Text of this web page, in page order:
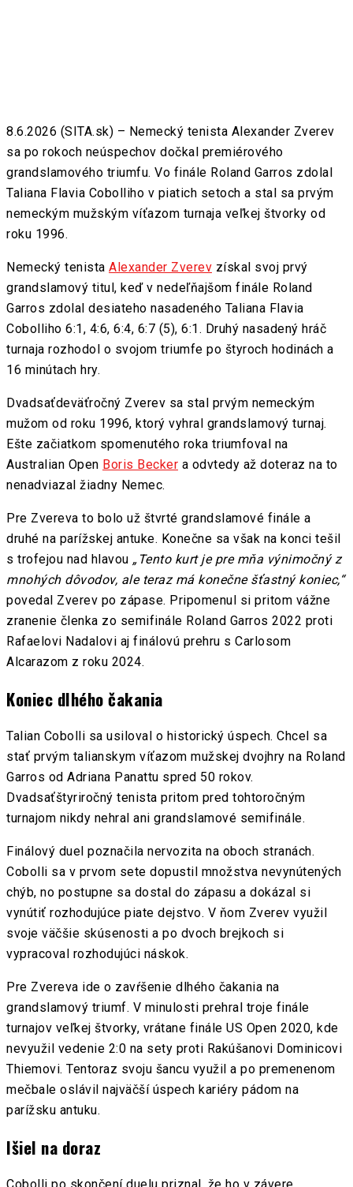
8.6.2026 (SITA.sk) – Nemecký tenista Alexander Zverev
sa po rokoch neúspechov dočkal premiérového
grandslamového triumfu. Vo finále Roland Garros zdolal
Taliana Flavia Cobolliho v piatich setoch a stal sa prvým
nemeckým mužským víťazom turnaja veľkej štvorky od
roku 1996.
Nemecký tenista Alexander Zverev získal svoj prvý
grandslamový titul, keď v nedeľňajšom finále Roland
Garros zdolal desiateho nasadeného Taliana Flavia
Cobolliho 6:1, 4:6, 6:4, 6:7 (5), 6:1. Druhý nasadený hráč
turnaja rozhodol o svojom triumfe po štyroch hodinách a
16 minútach hry.
Dvadsaťdeväťročný Zverev sa stal prvým nemeckým
mužom od roku 1996, ktorý vyhral grandslamový turnaj.
Ešte začiatkom spomenutého roka triumfoval na
Australian Open Boris Becker a odvtedy až doteraz na to
nenadviazal žiadny Nemec.
Pre Zvereva to bolo už štvrté grandslamové finále a
druhé na parížskej antuke. Konečne sa však na konci tešil
s trofejou nad hlavou „Tento kurt je pre mňa výnimočný z
mnohých dôvodov, ale teraz má konečne šťastný koniec,“
povedal Zverev po zápase. Pripomenul si pritom vážne
zranenie členka zo semifinále Roland Garros 2022 proti
Rafaelovi Nadalovi aj finálovú prehru s Carlosom
Alcarazom z roku 2024.
Koniec dlhého čakania
Talian Cobolli sa usiloval o historický úspech. Chcel sa
stať prvým talianskym víťazom mužskej dvojhry na Roland
Garros od Adriana Panattu spred 50 rokov.
Dvadsaťštyriročný tenista pritom pred tohtoročným
turnajom nikdy nehral ani grandslamové semifinále.
Finálový duel poznačila nervozita na oboch stranách.
Cobolli sa v prvom sete dopustil množstva nevynútených
chýb, no postupne sa dostal do zápasu a dokázal si
vynútiť rozhodujúce piate dejstvo. V ňom Zverev využil
svoje väčšie skúsenosti a po dvoch brejkoch si
vypracoval rozhodujúci náskok.
Pre Zvereva ide o zavŕšenie dlhého čakania na
grandslamový triumf. V minulosti prehral troje finále
turnajov veľkej štvorky, vrátane finále US Open 2020, kde
nevyužil vedenie 2:0 na sety proti Rakúšanovi Dominicovi
Thiemovi. Tentoraz svoju šancu využil a po premenenom
mečbale oslávil najväčší úspech kariéry pádom na
parížsku antuku.
Išiel na doraz
Cobolli po skončení duelu priznal, že ho v závere